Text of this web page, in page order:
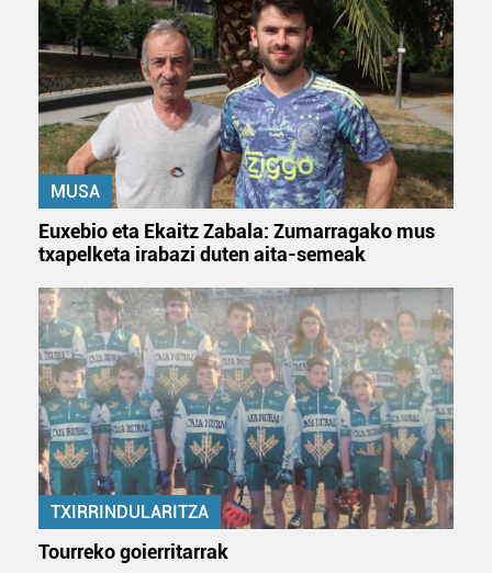
MUSA
Euxebio eta Ekaitz Zabala: Zumarragako mus
txapelketa irabazi duten aita-semeak
TXIRRINDULARITZA
Tourreko goierritarrak